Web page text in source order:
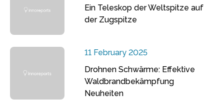
Ein Teleskop der Weltspitze auf
der Zugspitze
11 February 2025
Drohnen Schwärme: Effektive
Waldbrandbekämpfung
Neuheiten